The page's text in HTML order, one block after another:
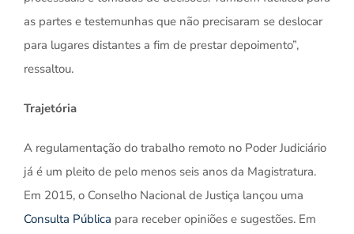
as partes e testemunhas que não precisaram se deslocar
para lugares distantes a fim de prestar depoimento”,
ressaltou.
Trajetória
A regulamentação do trabalho remoto no Poder Judiciário
já é um pleito de pelo menos seis anos da Magistratura.
Em 2015, o Conselho Nacional de Justiça lançou uma
Consulta Pública para receber opiniões e sugestões. Em